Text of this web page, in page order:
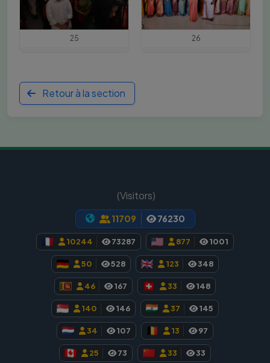
25 26
Retour à la section மதிப்பளிப்பு
பார்வையாளர்கள் (Visitors)
11709 76230
10244 73287 877 1001
50 528 123 348
46 167 33 148
140 146 37 145
34 107 13 97
25 73 33 33